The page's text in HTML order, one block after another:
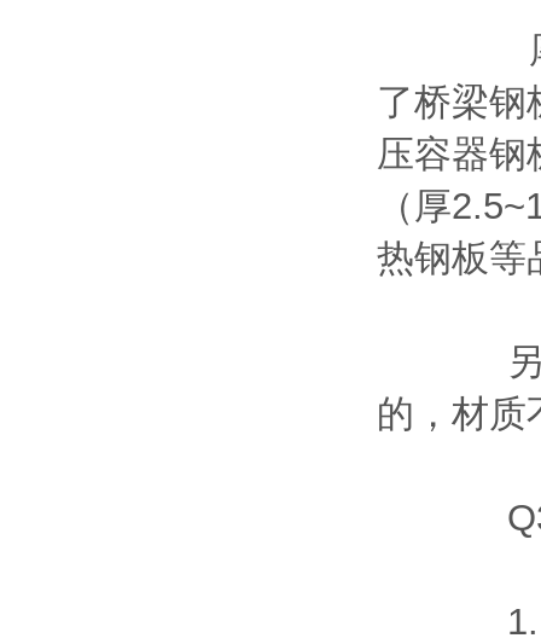
厚钢板
了桥梁钢
压容器钢
（厚
热钢板
另，钢
的，材
Q355
1. 用途